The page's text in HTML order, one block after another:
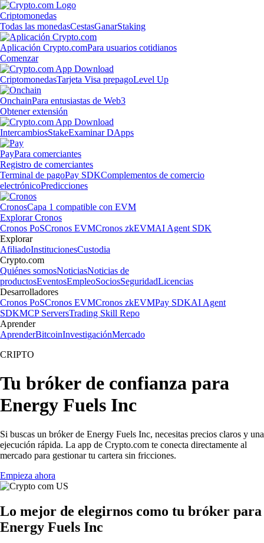
Criptomonedas
Todas las monedasCestasGanarStaking
Aplicación Crypto.comPara usuarios cotidianos
Comenzar
CriptomonedasTarjeta Visa prepagoLevel Up
OnchainPara entusiastas de Web3
Obtener extensión
IntercambiosStakeExaminar DApps
PayPara comerciantes
Registro de comerciantes
Terminal de pagoPay SDKComplementos de comercio
electrónicoPredicciones
CronosCapa 1 compatible con EVM
Explorar Cronos
Cronos PoSCronos EVMCronos zkEVMAI Agent SDK
Explorar
AfiliadoInstitucionesCustodia
Crypto.com
Quiénes somosNoticiasNoticias de
productosEventosEmpleoSociosSeguridadLicencias
Desarrolladores
Cronos PoSCronos EVMCronos zkEVMPay SDKAI Agent
SDKMCP ServersTrading Skill Repo
Aprender
AprenderBitcoinInvestigaciónMercado
CRIPTO
Tu bróker de confianza para
Energy Fuels Inc
Si buscas un bróker de Energy Fuels Inc, necesitas precios claros y una
ejecución rápida. La app de Crypto.com te conecta directamente al
mercado para gestionar tu cartera sin fricciones.
Empieza ahora
Lo mejor de elegirnos como tu bróker para
Energy Fuels Inc